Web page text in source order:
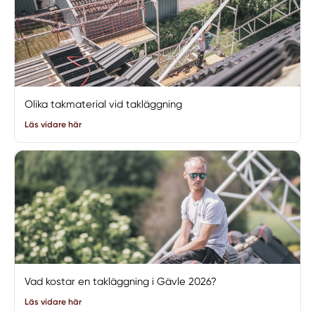
Olika takmaterial vid takläggning
Läs vidare här
Vad kostar en takläggning i Gävle 2026?
Läs vidare här